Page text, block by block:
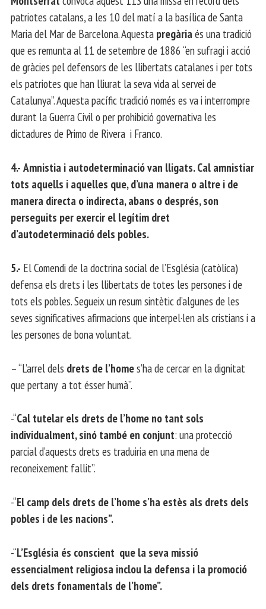
patriotes catalans, a les 10 del matí a la basílica de Santa
Maria del Mar de Barcelona. Aquesta pregàriaés una tradició
que es remunta al 11 de setembre de 1886 “en sufragi i acció
de gràcies pel defensors de les llibertats catalanes i per tots
els patriotes que han lliurat la seva vida al servei de
Catalunya”. Aquesta pacífic tradició només es va i interrompre
durant la Guerra Civil o per prohibició governativa les
dictadures de Primo de Rivera i Franco.
4.- Amnistia i autodeterminació van lligats. Cal amnistiar
tots aquells i aquelles que, d’una manera o altre i de
manera directa o indirecta, abans o després, son
perseguits per exercir el legítim dret
d’autodeterminació dels pobles.
5.- El Comendi de la doctrina social de l’Església (catòlica)
defensa els drets i les llibertats de totes les persones i de
tots els pobles. Segueix un resum sintètic d’algunes de les
seves significatives afirmacions que interpel·len als cristians i a
les persones de bona voluntat.
– “L’arrel dels drets de l’homes’ha de cercar en la dignitat
que pertany a tot ésser humà”.
-“Cal tutelar els drets de l’home no tant sols
individualment, sinó també en conjunt: una protecció
parcial d’aquests drets es traduiria en una mena de
reconeixement fallit”.
-“El camp dels drets de l’home s’ha estès als drets dels
pobles i de les nacions”.
-“L’Església és conscient que la seva missió
essencialment religiosa inclou la defensa i la promoció
dels drets fonamentals de l’home”.